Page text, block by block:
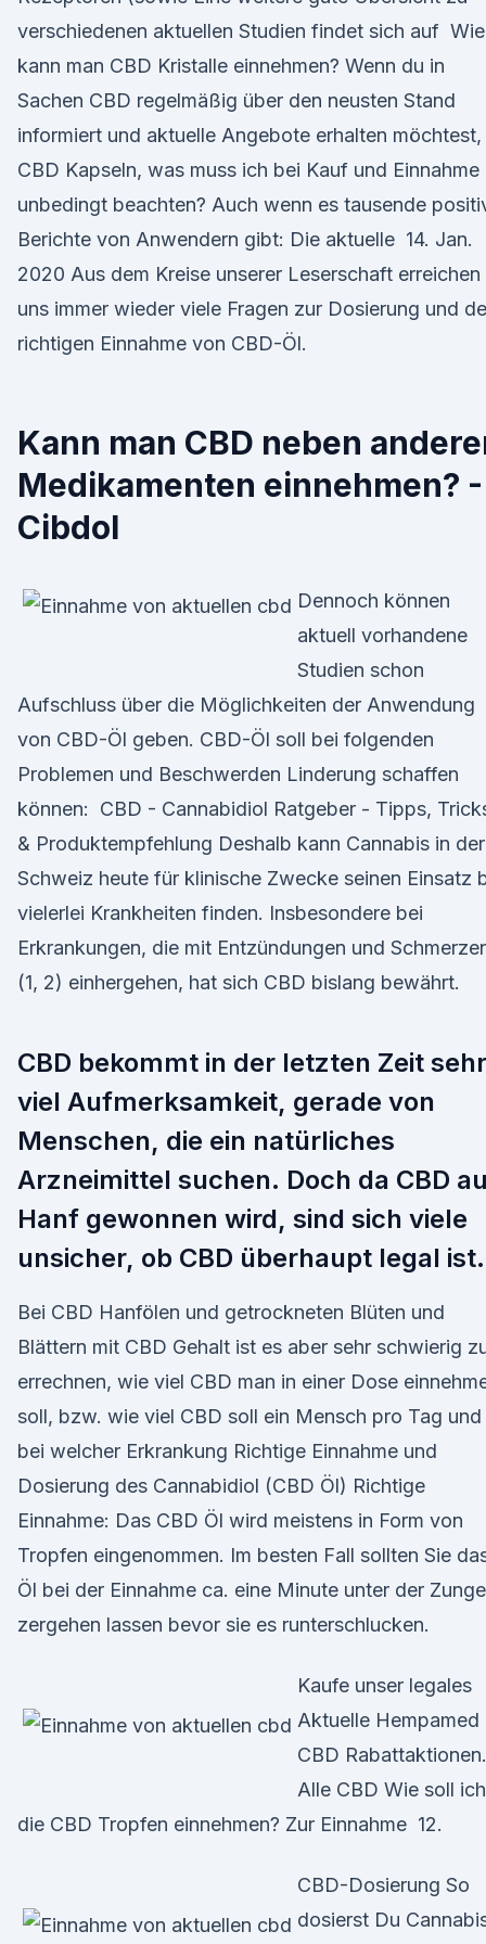
verschiedenen aktuellen Studien findet sich auf Wie
kann man CBD Kristalle einnehmen? Wenn du in
Sachen CBD regelmäßig über den neusten Stand
informiert und aktuelle Angebote erhalten möchtest,
CBD Kapseln, was muss ich bei Kauf und Einnahme
unbedingt beachten? Auch wenn es tausende
Berichte von Anwendern gibt: Die aktuelle 14. Jan.
2020 Aus dem Kreise unserer Leserschaft erreichen
uns immer wieder viele Fragen zur Dosierung und
richtigen Einnahme von CBD-Öl.
Kann man CBD neben
Medikamenten einnehmen? -
Cibdol
Dennoch können
aktuell vorhandene
Studien schon
Aufschluss über die Möglichkeiten der Anwendung
von CBD-Öl geben. CBD-Öl soll bei folgenden
Problemen und Beschwerden Linderung schaffen
können: ️ CBD - Cannabidiol Ratgeber - Tipps,
& Produktempfehlung Deshalb kann Cannabis in der
Schweiz heute für klinische Zwecke seinen Einsatz
vielerlei Krankheiten finden. Insbesondere bei
Erkrankungen, die mit Entzündungen und
(1, 2) einhergehen, hat sich CBD bislang bewährt.
CBD bekommt in der letzten Zeit sehr
viel Aufmerksamkeit, gerade von
Menschen, die ein natürliches
Arzneimittel suchen. Doch da CBD
Hanf gewonnen wird, sind sich viele
unsicher, ob CBD überhaupt legal ist.
Bei CBD Hanfölen und getrockneten Blüten und
Blättern mit CBD Gehalt ist es aber sehr schwierig
errechnen, wie viel CBD man in einer Dose
soll, bzw. wie viel CBD soll ein Mensch pro Tag und
bei welcher Erkrankung Richtige Einnahme und
Dosierung des Cannabidiol (CBD Öl) Richtige
Einnahme: Das CBD Öl wird meistens in Form von
Tropfen eingenommen. Im besten Fall sollten Sie
Öl bei der Einnahme ca. eine Minute unter der Zunge
zergehen lassen bevor sie es runterschlucken.
Kaufe unser legales
Aktuelle Hempamed
CBD Rabattaktionen.
Alle CBD Wie soll ich
die CBD Tropfen einnehmen? Zur Einnahme 12.
CBD-Dosierung So
dosierst Du